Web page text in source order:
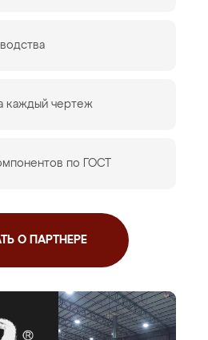
каждый чертеж
по ГОСТ
О ПАРТНЕРЕ